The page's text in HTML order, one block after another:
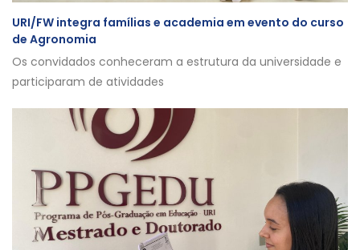
URI/FW integra famílias e academia em evento do curso
de Agronomia
Os convidados conheceram a estrutura da universidade e
participaram de atividades